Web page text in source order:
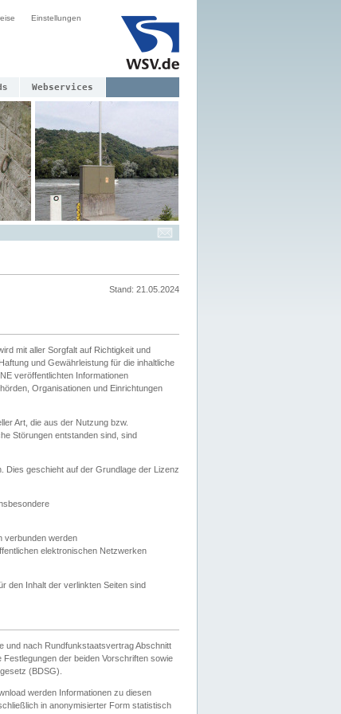
Einstellungen
Webservices
Stand: 21.05.2024
mit aller Sorgfalt auf Richtigkeit und
und Gewährleistung für die inhaltliche
veröffentlichten Informationen
Organisationen und Einrichtungen
Art, die aus der Nutzung bzw.
Störungen entstanden sind, sind
Dies geschieht auf der Grundlage der Lizenz
verbunden werden
elektronischen Netzwerken
den Inhalt der verlinkten Seiten sind
und nach Rundfunkstaatsvertrag Abschnitt
der beiden Vorschriften sowie
(BDSG).
werden Informationen zu diesen
in anonymisierter Form statistisch